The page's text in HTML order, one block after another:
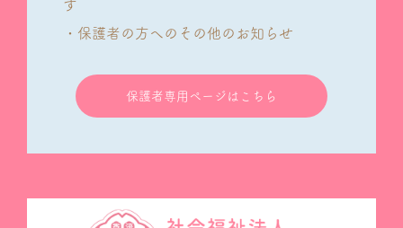
す
・保護者の方へのその他のお知らせ
保護者専用ページはこちら